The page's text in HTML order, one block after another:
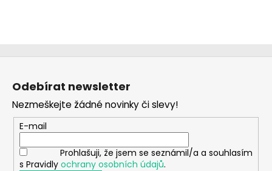
Z
Odebírat newsletter
Nezmeškejte žádné novinky či slevy!
E-mail
Prohlašuji, že jsem se seznámil/a a souhlasím
s Pravidly ochrany osobních údajů.